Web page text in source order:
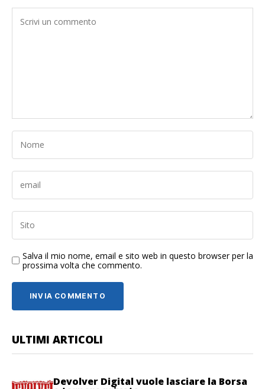
Salva il mio nome, email e sito web in questo browser per la
prossima volta che commento.
ULTIMI ARTICOLI
Devolver Digital vuole lasciare la Borsa